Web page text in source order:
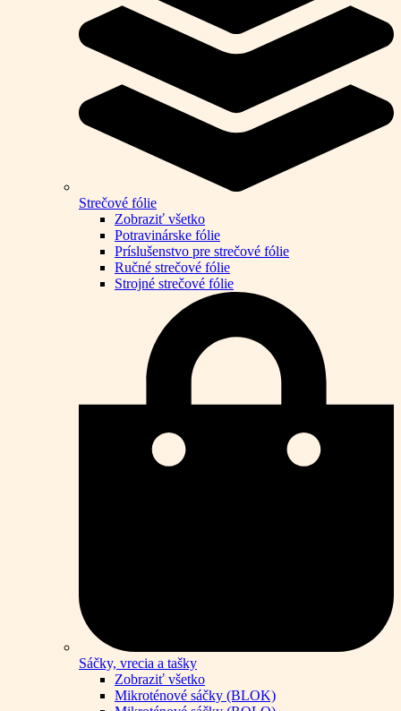
Strečové fólie
Zobraziť všetko
Potravinárske fólie
Príslušenstvo pre strečové fólie
Ručné strečové fólie
Strojné strečové fólie
Sáčky, vrecia a tašky
Zobraziť všetko
Mikroténové sáčky (BLOK)